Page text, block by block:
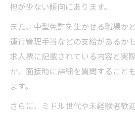
担が少ない傾向にあります。
また、中型免許を生かせる職場か
運行管理手当などの支給があるか
求人票に記載されている内容と実
か、面接時に詳細を質問すること
ます。
さらに、ミドル世代や未経験者歓